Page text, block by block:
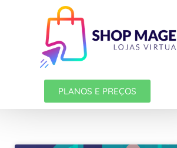
PLANOS E PREÇOS